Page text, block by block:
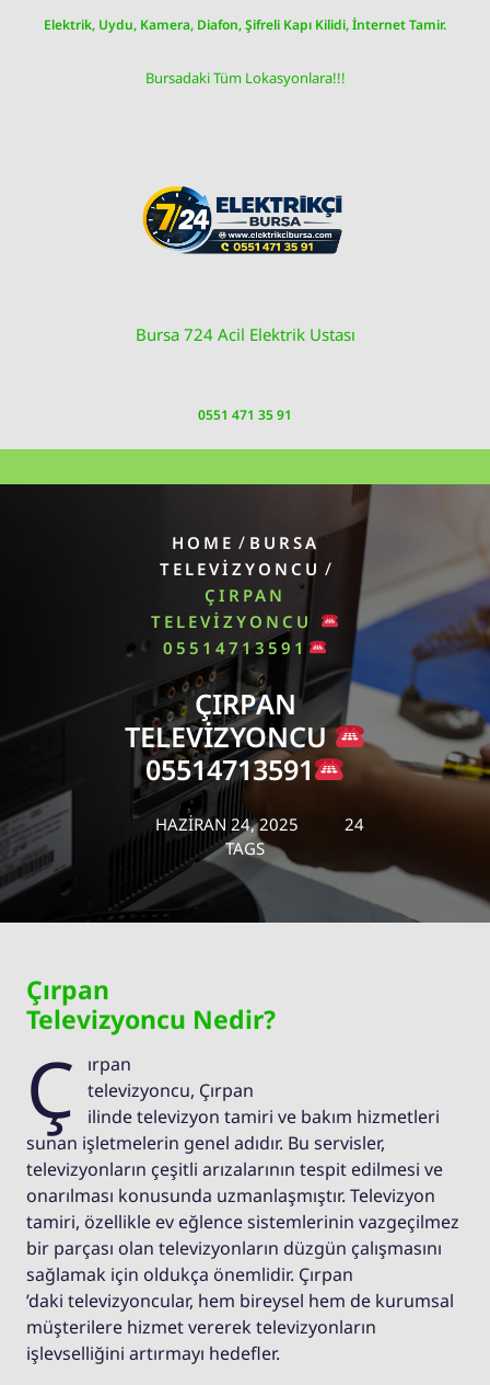
Elektrik, Uydu, Kamera, Diafon, Şifreli Kapı Kilidi, İnternet Tamir.
Bursadaki Tüm Lokasyonlara!!!
Bursa 724 Acil Elektrik Ustası
0551 471 35 91
HOME / BURSA
TELEVIZYONCU /
ÇIRPAN
TELEVIZYONCU
05514713591
ÇIRPAN
TELEVIZYONCU
05514713591
HAZIRAN 24, 2025
24
TAGS
Çırpan
Televizyoncu Nedir?
Ç
ırpan
televizyoncu, Çırpan
ilinde televizyon tamiri ve bakım hizmetleri
sunan işletmelerin genel adıdır. Bu servisler,
televizyonların çeşitli arızalarının tespit edilmesi ve
onarılması konusunda uzmanlaşmıştır. Televizyon
tamiri, özellikle ev eğlence sistemlerinin vazgeçilmez
bir parçası olan televizyonların düzgün çalışmasını
sağlamak için oldukça önemlidir. Çırpan
’daki televizyoncular, hem bireysel hem de kurumsal
müşterilere hizmet vererek televizyonların
işlevselliğini artırmayı hedefler.